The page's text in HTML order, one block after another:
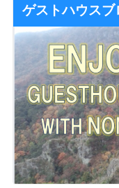
ゲストハウス